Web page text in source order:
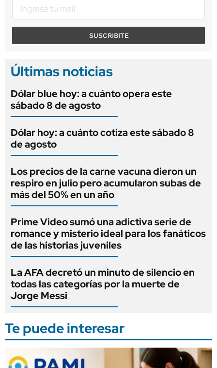
SUSCRIBITE
Últimas noticias
Dólar blue hoy: a cuánto opera este
sábado 8 de agosto
Dólar hoy: a cuánto cotiza este sábado 8
de agosto
Los precios de la carne vacuna dieron un
respiro en julio pero acumularon subas de
más del 50% en un año
Prime Video sumó una adictiva serie de
romance y misterio ideal para los fanáticos
de las historias juveniles
La AFA decretó un minuto de silencio en
todas las categorías por la muerte de
Jorge Messi
Te puede interesar